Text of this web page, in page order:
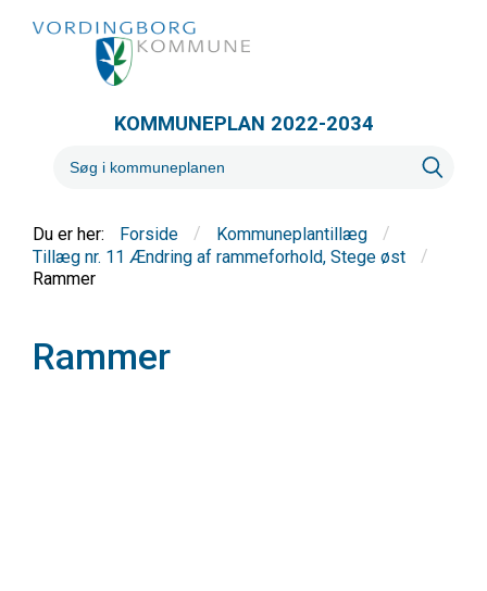
KOMMUNEPLAN 2022-2034
Forside / Kommuneplantillæg
/
Tillæg nr. 11 Ændring af rammeforhold, Stege øst
/
Rammer
Rammer